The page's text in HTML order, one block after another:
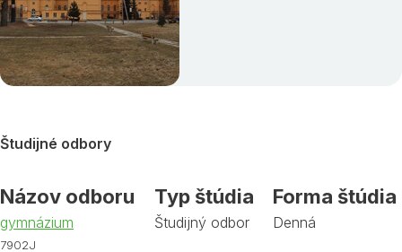
Študijné odbory
Názov odboru Typ štúdia Forma štúdia
gymnázium
7902J
Študijný odbor Denná